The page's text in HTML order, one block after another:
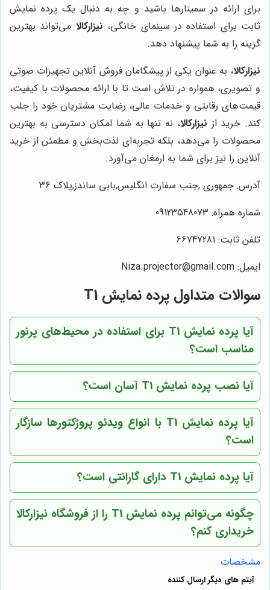
برای ارائه در سمینارها باشید و چه به دنبال یک پرده نمایش
ثابت برای استفاده در سینمای خانگی، نیزارکالا می‌تواند بهترین
گزینه را به شما پیشنهاد دهد.
نیزارکالا، به عنوان یکی از پیشگامان فروش آنلاین تجهیزات صوتی
و تصویری، همواره در تلاش است تا با ارائه محصولات با کیفیت،
قیمت‌های رقابتی و خدمات عالی، رضایت مشتریان خود را جلب
کند. خرید از نیزارکالا، نه تنها به شما امکان دسترسی به بهترین
محصولات را می‌دهد، بلکه تجربه‌ای لذت‌بخش و مطمئن از خرید
آنلاین را نیز برای شما به ارمغان می‌آورد.
آدرس: جمهوری ,جنب سفارت انگلیس,بابی ساندز,پلاک 36
شماره همراه: 09123548073
تلفن ثابت: 66747281
ایمیل: Niza.projector@gmail.com
سوالات متداول پرده نمایش T1
آیا پرده نمایش T1 برای استفاده در محیط‌های پرنور
مناسب است؟
آیا نصب پرده نمایش T1 آسان است؟
آیا پرده نمایش T1 با انواع ویدئو پروژکتورها سازگار
است؟
آیا پرده نمایش T1 دارای گارانتی است؟
چگونه می‌توانم پرده نمایش T1 را از فروشگاه نیزارکالا
خریداری کنم؟
مشخصات